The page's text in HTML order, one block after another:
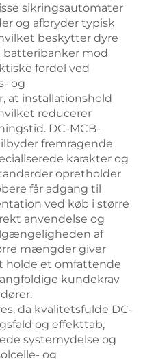
sikringsautomater
og afbryder typisk
beskytter dyre
batteribanker mod
fordel ved
og
at installationshold
reducerer
DC-MCB-
fremragende
karakter og
opretholder
får adgang til
ved køb i større
anvendelse og
af
mængder giver
holde et omfattende
kundekrav
da kvalitetsfulde DC-
og effekttab,
systemydelse og
og